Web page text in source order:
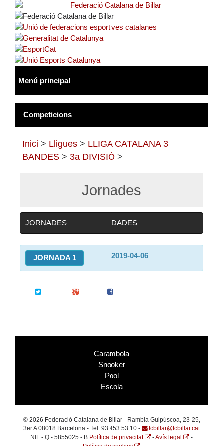
Inici > Lligues > LLIGA CATALANA 3
BANDES > 3a DIVISIÓ >
Jornades
JORNADES DADES
JORNADA 1 2019-04-06
Google+
Carambola
Snooker
Pool
Escola
© 2026 Federació Catalana de Billar - Rambla Guipúscoa, 23-25,
3er A 08018 Barcelona - Tel. 93 453 53 10 -
fcbillar@fcbillar.cat
NIF - Q - 5855025 - B Política de privacitat -Avís legal
-